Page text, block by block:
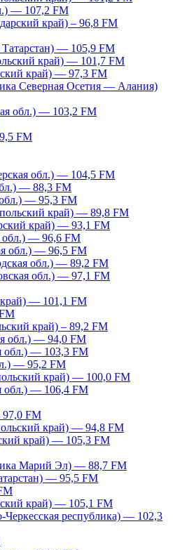
— 107,2 FM
край) – 96,8 FM
Татарстан) — 105,9 FM
край) — 101,7 FM
край) — 97,3 FM
Северная Осетия — Алания)
обл.) — 103,2 FM
FM
обл.) — 104,5 FM
— 88,3 FM
— 95,3 FM
край) — 89,8 FM
край) — 93,1 FM
обл.) — 96,6 FM
обл.) — 96,5 FM
обл.) — 89,2 FM
обл.) — 97,1 FM
— 101,1 FM
край) – 89,2 FM
обл.) — 94,0 FM
обл.) — 103,3 FM
— 95,2 FM
край) — 100,0 FM
обл.) — 106,4 FM
FM
край) — 94,8 FM
край) — 105,3 FM
Марий Эл) — 88,7 FM
— 95,5 FM
край) — 105,1 FM
Черкесская республика) — 102,3